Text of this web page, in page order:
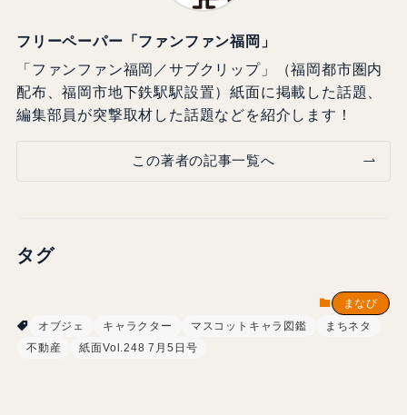
フリーペーパー「ファンファン福岡」
「ファンファン福岡／サブクリップ」（福岡都市圏内
配布、福岡市地下鉄駅駅設置）紙面に掲載した話題、
編集部員が突撃取材した話題などを紹介します！
この著者の記事一覧へ
タグ
まなび
オブジェ
キャラクター マスコットキャラ図鑑
まちネタ
不動産
紙面Vol.248 7月5日号